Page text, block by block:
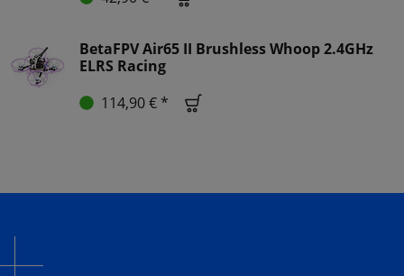
BetaFPV Air65 II Brushless Whoop 2.4GHz
ELRS Racing
114,90 € *